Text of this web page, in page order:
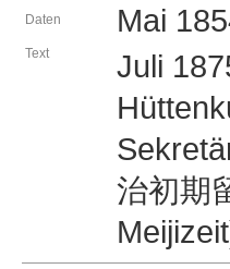
Daten Mai
Text
Juli
治初期